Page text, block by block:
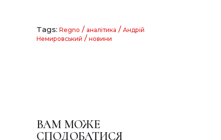
Tags: Regno / аналітика / Андрій
Немировський / новини
ВАМ МОЖЕ
СПОДОБАТИСЯ